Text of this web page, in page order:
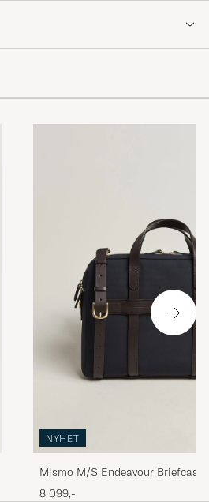
NYHET
Mismo M/S Endeavour Briefcase
Brown
8 099,-